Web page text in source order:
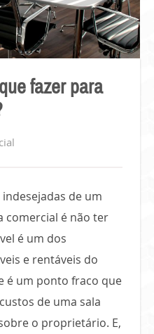
fazer para
de um
comercial é não ter
é um dos
e rentáveis do
é um ponto fraco que
de uma sala
o proprietário. E,